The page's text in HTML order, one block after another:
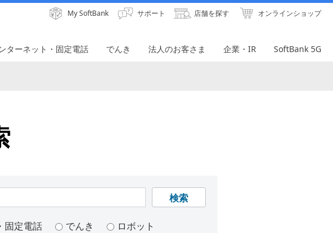
ターネット・固定電話 でんき 法人のお客さま 企業・IR SoftBank 5G
My SoftBank サポート 店舗を探す オンラインショップ
検索
固定電話 でんき
ロボット